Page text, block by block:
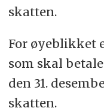
skatten.
For øyeblikket
som skal
den 31.
skatten.